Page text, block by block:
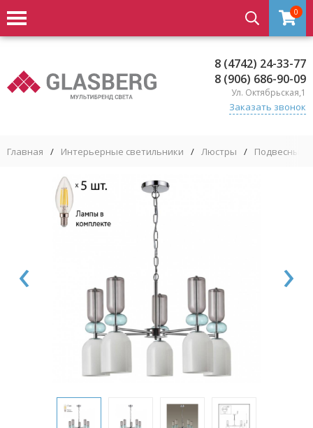
0
8 (4742) 24-33-77
8 (906) 686-90-09
Ул. Октябрьская,1
Заказать звонок
Главная / Интерьерные светильники / Люстры / Подвесные
‹ ›